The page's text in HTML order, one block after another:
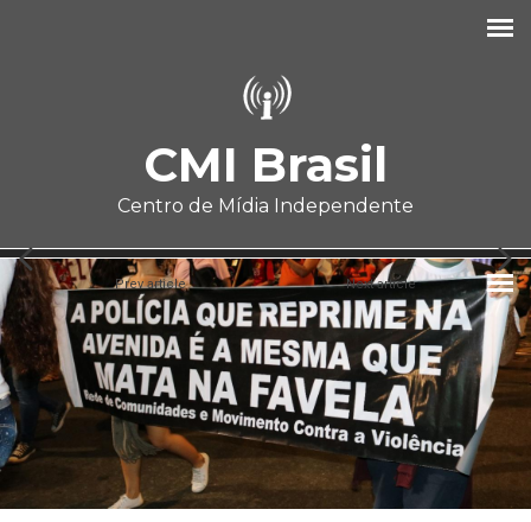
CMI Brasil
Centro de Mídia Independente
Prev article Next article